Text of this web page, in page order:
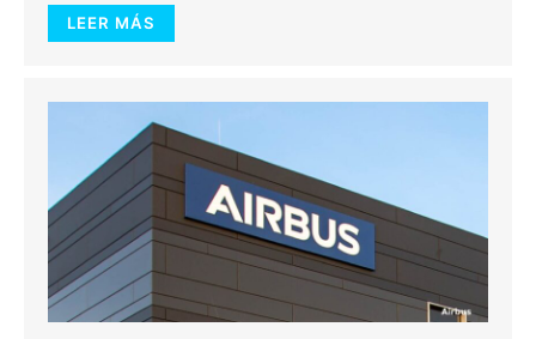
LEER MÁS